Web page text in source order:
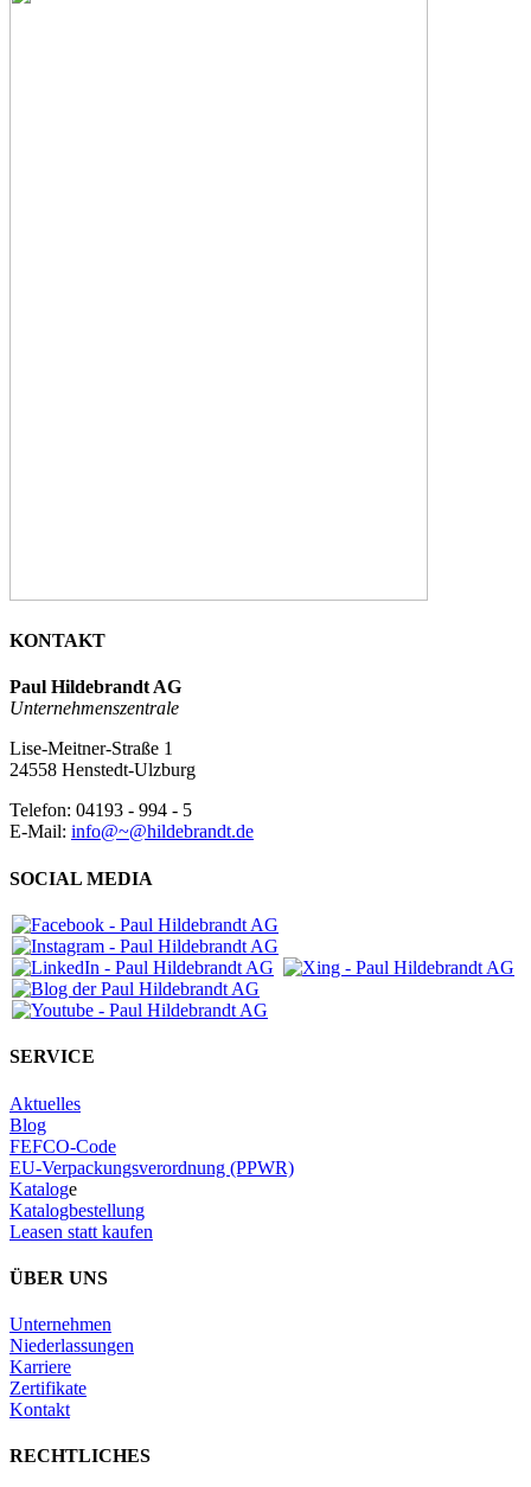
KONTAKT
Paul Hildebrandt AG
Unternehmenszentrale
Lise-Meitner-Straße 1
24558 Henstedt-Ulzburg
Telefon: 04193 - 994 - 5
E-Mail: info@~@hildebrandt.de
SOCIAL MEDIA
SERVICE
Aktuelles
Blog
FEFCO-Code
EU-Verpackungsverordnung (PPWR)
Kataloge
Katalogbestellung
Leasen statt kaufen
ÜBER UNS
Unternehmen
Niederlassungen
Karriere
Zertifikate
Kontakt
RECHTLICHES